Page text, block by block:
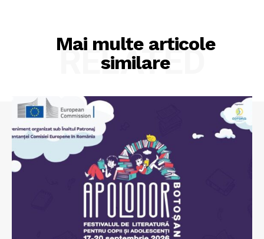
Mai multe articole
similare
RELATED